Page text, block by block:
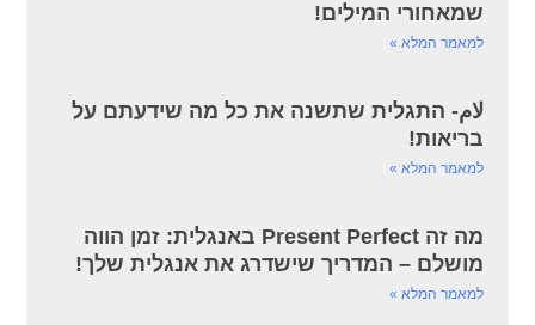
שמאחורי המילים!
למאמר המלא »
لام- התגלית שתשנה את כל מה שידעתם על
בריאות!
למאמר המלא »
מה זה Present Perfect באנגלית: זמן הווה
מושלם – המדריך שישדרג את אנגלית שלך!
למאמר המלא »